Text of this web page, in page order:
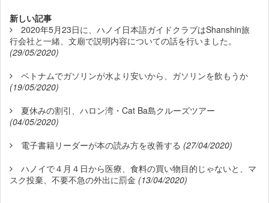
新しい記事
2020年5月23日に、ハノイ日本語ガイドクラブはShanshin旅
行会社と一緒、文廟で説明内容についての話を行いました。
(29/05/2020)
ベトナムでガソリンが水より安いから、ガソリンを飲もうか
(19/05/2020)
夏休みの割引、ハロン湾・Cat Ba島クルーズツアー
(04/05/2020)
電子書籍リーダーが本の読み方を改善する (27/04/2020)
ハノイで４月４日から医療、食料の買い物目的じゃないと、マ
スク投棄、不要不急の外出に罰金 (13/04/2020)